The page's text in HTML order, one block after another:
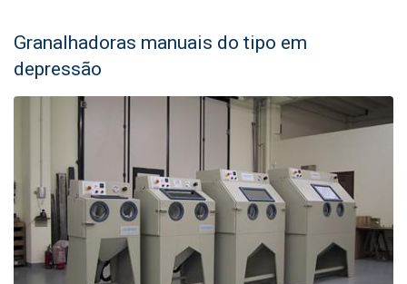
Granalhadoras manuais do tipo em
depressão